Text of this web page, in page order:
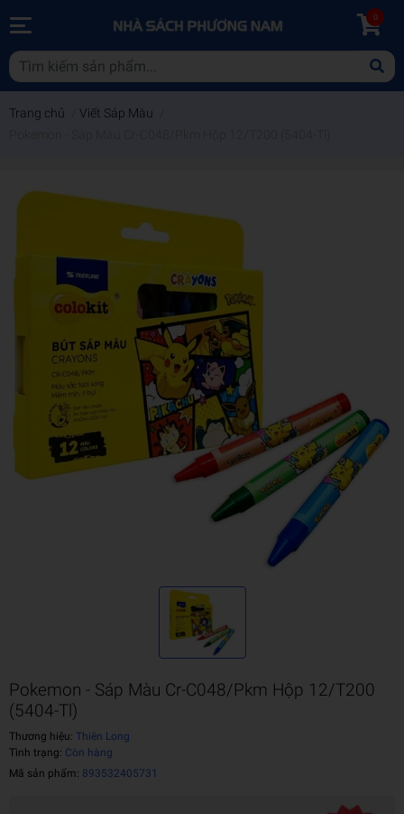
0
Trang chủ Viết Sáp Màu
Pokemon - Sáp Màu Cr-C048/Pkm Hộp 12/T200
(5404-Tl)
Thương hiệu: Thiên Long
Tình trạng: Còn hàng
Mã sản phẩm: 893532405731